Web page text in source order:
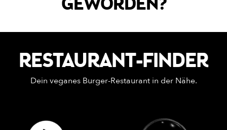
GEWORDEN?
RESTAURANT-FINDER
Dein veganes Burger-Restaurant in der Nähe.